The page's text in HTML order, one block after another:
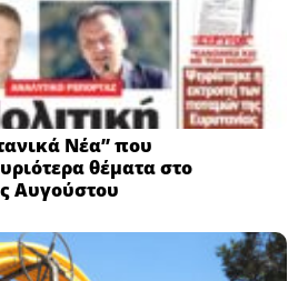
Νέα” που
θέματα στο
Αυγούστου